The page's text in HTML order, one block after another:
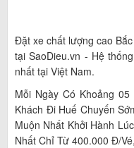
Đặt xe chất lượng cao
tại SaoDieu.vn - Hệ
nhất tại Việt Nam.
Mỗi Ngày Có Khoảng
Khách Đi Huế Chuyến
Muộn Nhất Khởi Hành
Nhất Chỉ Từ 400.000 Đ/